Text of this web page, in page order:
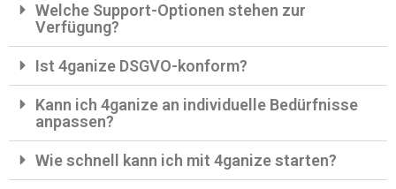
Welche Support-Optionen stehen zur
Verfügung?
Ist 4ganize DSGVO-konform?
Kann ich 4ganize an individuelle Bedürfnisse
anpassen?
Wie schnell kann ich mit 4ganize starten?